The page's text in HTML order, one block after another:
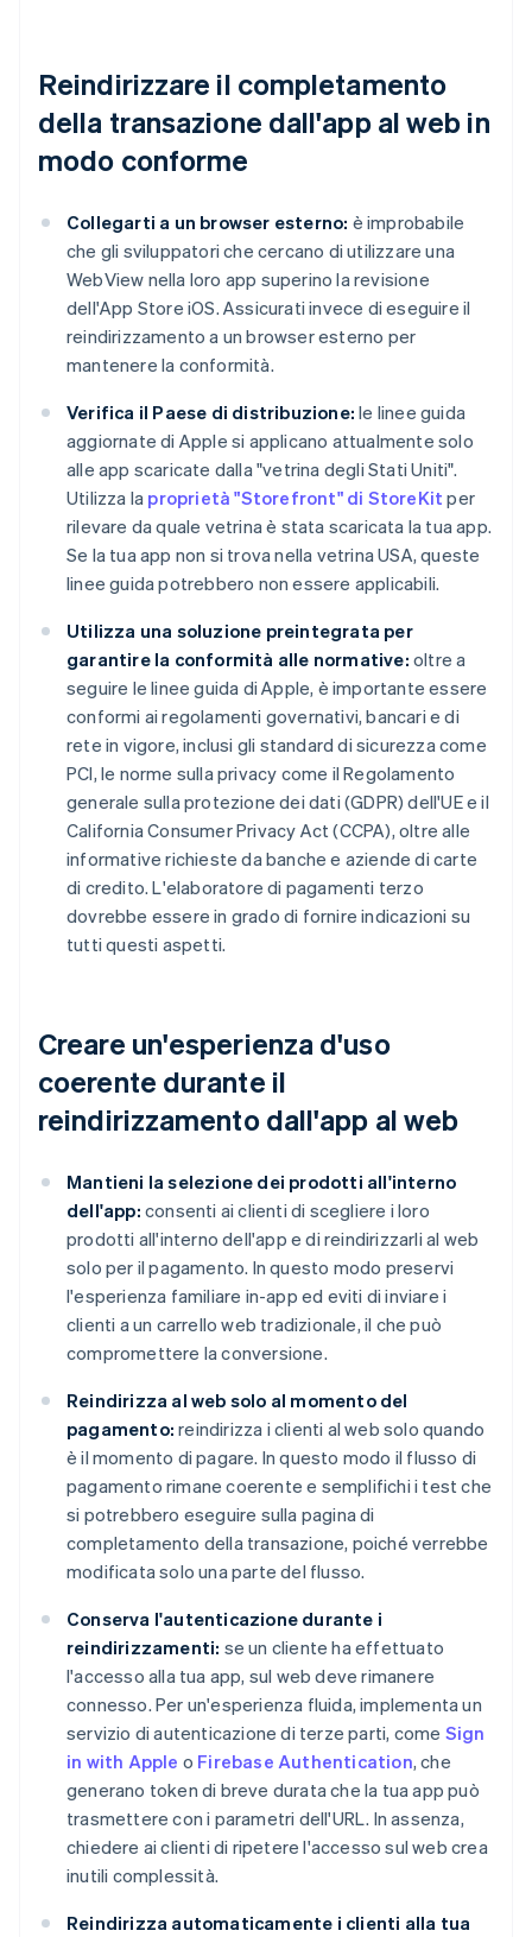
Reindirizzare il completamento
della transazione dall'app al web in
modo conforme
Collegarti a un browser esterno: è improbabile
che gli sviluppatori che cercano di utilizzare una
WebView nella loro app superino la revisione
dell'App Store iOS. Assicurati invece di eseguire il
reindirizzamento a un browser esterno per
mantenere la conformità.
Verifica il Paese di distribuzione: le linee guida
aggiornate di Apple si applicano attualmente solo
alle app scaricate dalla "vetrina degli Stati Uniti".
Utilizza la proprietà "Storefront" di StoreKit per
rilevare da quale vetrina è stata scaricata la tua app.
Se la tua app non si trova nella vetrina USA, queste
linee guida potrebbero non essere applicabili.
Utilizza una soluzione preintegrata per
garantire la conformità alle normative: oltre a
seguire le linee guida di Apple, è importante essere
conformi ai regolamenti governativi, bancari e di
rete in vigore, inclusi gli standard di sicurezza come
PCI, le norme sulla privacy come il Regolamento
generale sulla protezione dei dati (GDPR) dell'UE e il
California Consumer Privacy Act (CCPA), oltre alle
informative richieste da banche e aziende di carte
di credito. L'elaboratore di pagamenti terzo
dovrebbe essere in grado di fornire indicazioni su
tutti questi aspetti.
Creare un'esperienza d'uso
coerente durante il
reindirizzamento dall'app al web
Mantieni la selezione dei prodotti all'interno
dell'app: consenti ai clienti di scegliere i loro
prodotti all'interno dell'app e di reindirizzarli al web
solo per il pagamento. In questo modo preservi
l'esperienza familiare in-app ed eviti di inviare i
clienti a un carrello web tradizionale, il che può
compromettere la conversione.
Reindirizza al web solo al momento del
pagamento: reindirizza i clienti al web solo quando
è il momento di pagare. In questo modo il flusso di
pagamento rimane coerente e semplifichi i test che
si potrebbero eseguire sulla pagina di
completamento della transazione, poiché verrebbe
modificata solo una parte del flusso.
Conserva l'autenticazione durante i
reindirizzamenti: se un cliente ha effettuato
l'accesso alla tua app, sul web deve rimanere
connesso. Per un'esperienza fluida, implementa un
servizio di autenticazione di terze parti, come Sign
in with Apple o Firebase Authentication, che
generano token di breve durata che la tua app può
trasmettere con i parametri dell'URL. In assenza,
chiedere ai clienti di ripetere l'accesso sul web crea
inutili complessità.
Reindirizza automaticamente i clienti alla tua